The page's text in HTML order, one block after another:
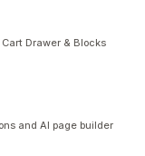
Drawer & Blocks
and AI page builder